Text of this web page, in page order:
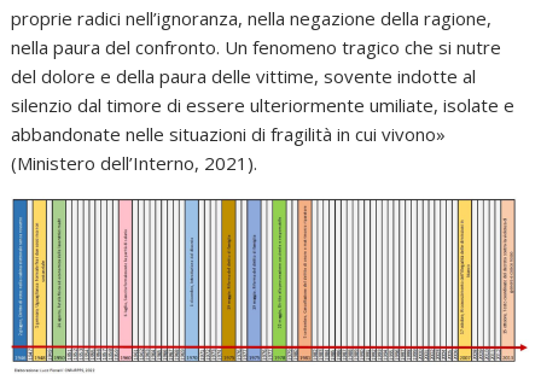
proprie radici nell’ignoranza, nella negazione della ragione,
nella paura del confronto. Un fenomeno tragico che si nutre
del dolore e della paura delle vittime, sovente indotte al
silenzio dal timore di essere ulteriormente umiliate, isolate e
abbandonate nelle situazioni di fragilità in cui vivono»
(Ministero dell’Interno, 2021).